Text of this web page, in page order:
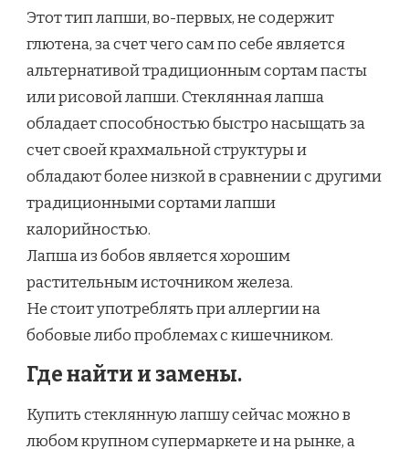
Этот тип лапши, во-первых, не содержит
глютена, за счет чего сам по себе является
альтернативой традиционным сортам пасты
или рисовой лапши. Стеклянная лапша
обладает способностью быстро насыщать за
счет своей крахмальной структуры и
обладают более низкой в сравнении с другими
традиционными сортами лапши
калорийностью.
Лапша из бобов является хорошим
растительным источником железа.
Не стоит употреблять при аллергии на
бобовые либо проблемах с кишечником.
Где найти и замены.
Купить стеклянную лапшу сейчас можно в
любом крупном супермаркете и на рынке, а